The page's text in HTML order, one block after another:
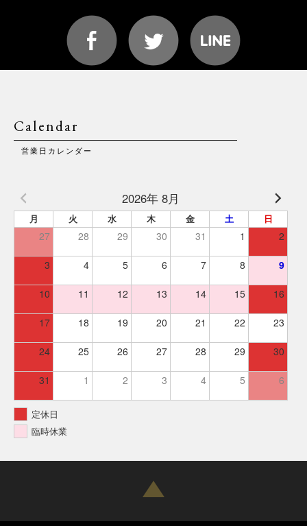
Calendar
営業日カレンダー
2026年 8月
月 火 水 木 金 土 日
27 28 29 30 31 1 2
3 4 5 6 7 8 9
10 11 12 13 14 15 16
17 18 19 20 21 22 23
24 25 26 27 28 29 30
31 1 2 3 4 5 6
定休日
臨時休業